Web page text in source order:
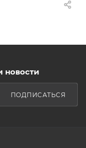
новости
ПОДПИСАТЬСЯ